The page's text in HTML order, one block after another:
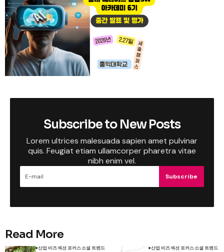
Subscribe to New Posts
Lorem ultrices malesuada sapien amet pulvinar
quis. Feugiat etiam ullamcorper pharetra vitae
nibh enim vel.
Subscribe
Read More
산업 비즈섹션 포커스소셜 트렌드 산업 비즈섹션 포커스소셜 트렌드